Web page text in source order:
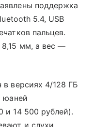
поддержка
5.4, USB
пальцев.
8,15 мм, а вес —
в версиях 4/128 ГБ
юаней
и 14 500 рублей).